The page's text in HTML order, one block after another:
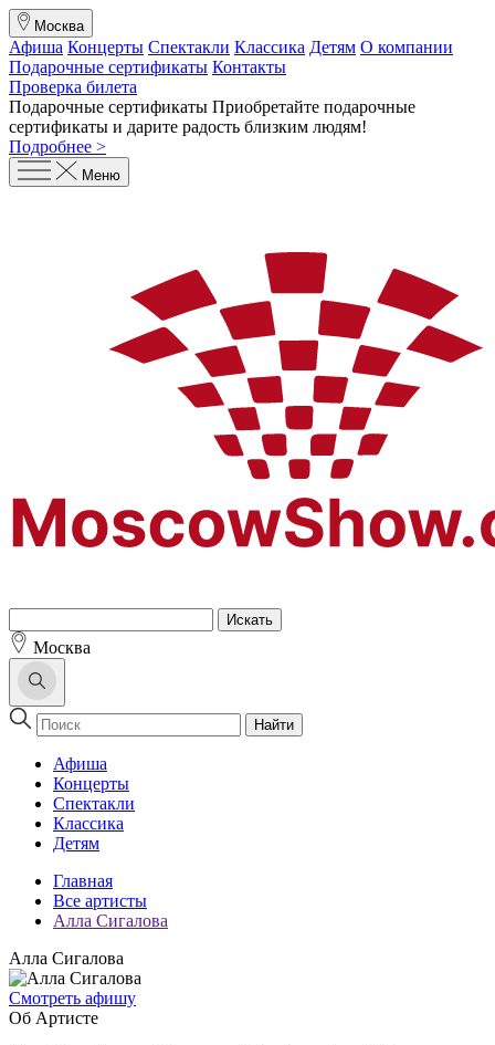
Москва
Афиша Концерты Спектакли Классика Детям О компании
Подарочные сертификаты Контакты
Проверка билета
Подарочные сертификаты Приобретайте подарочные
сертификаты и дарите радость близким людям!
Подробнее >
Меню
Москва
Найти
Афиша
Концерты
Спектакли
Классика
Детям
Главная
Все артисты
Алла Сигалова
Алла Сигалова
Cмотреть афишу
Об Артисте